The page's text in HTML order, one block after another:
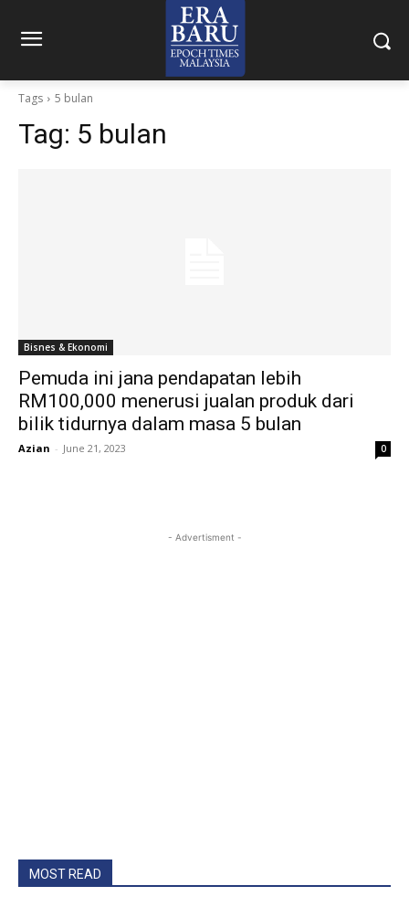
Tags 5 bulan
Tag: 5 bulan
Bisnes & Ekonomi
Pemuda ini jana pendapatan lebih
RM100,000 menerusi jualan produk dari
bilik tidurnya dalam masa 5 bulan
Azian - June 21, 2023 0
- Advertisment -
MOST READ